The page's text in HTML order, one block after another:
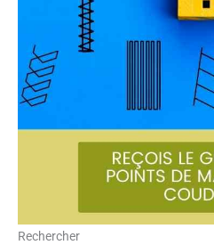
Rechercher